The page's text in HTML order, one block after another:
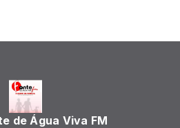
de Água Viva FM